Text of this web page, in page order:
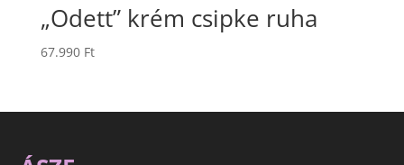
„Odett” krém csipke ruha
67.990 Ft